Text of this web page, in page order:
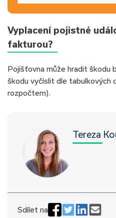
Vyplacení pojistné
fakturou?
Pojišťovna může hradit škodu
škodu vyčíslit dle tabulkových
rozpočtem).
Tereza
Sdílet na